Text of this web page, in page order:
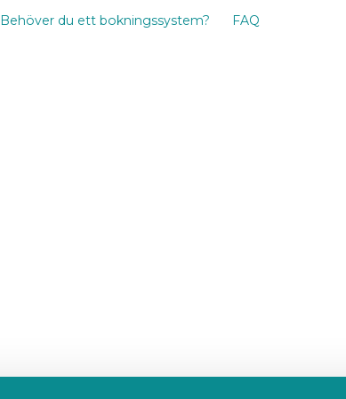
Behöver du ett bokningssystem? FAQ